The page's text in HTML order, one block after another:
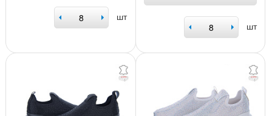
шт
шт